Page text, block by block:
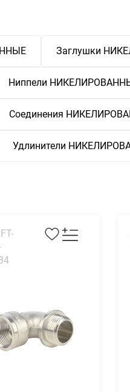
Заглушки
Ниппели
Соединения
Удлинители